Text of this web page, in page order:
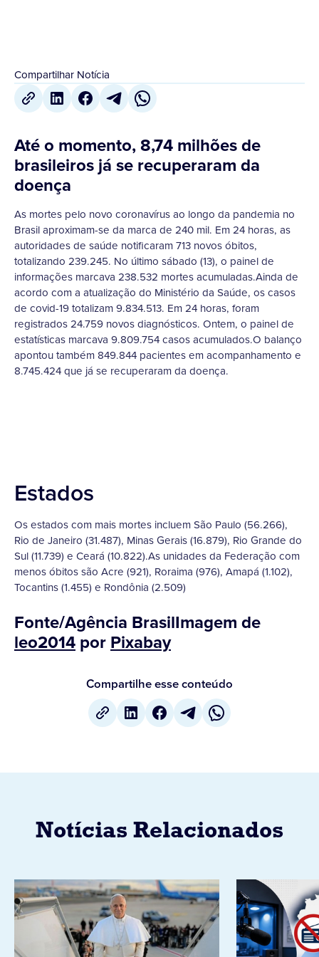
Compartilhar Notícia
Até o momento, 8,74 milhões de
brasileiros já se recuperaram da
doença
As mortes pelo novo coronavírus ao longo da pandemia no
Brasil aproximam-se da marca de 240 mil. Em 24 horas, as
autoridades de saúde notificaram 713 novos óbitos,
totalizando 239.245. No último sábado (13), o painel de
informações marcava 238.532 mortes acumuladas.Ainda de
acordo com a atualização do Ministério da Saúde, os casos
de covid-19 totalizam 9.834.513. Em 24 horas, foram
registrados 24.759 novos diagnósticos. Ontem, o painel de
estatísticas marcava 9.809.754 casos acumulados.O balanço
apontou também 849.844 pacientes em acompanhamento e
8.745.424 que já se recuperaram da doença.
Estados
Os estados com mais mortes incluem São Paulo (56.266),
Rio de Janeiro (31.487), Minas Gerais (16.879), Rio Grande do
Sul (11.739) e Ceará (10.822).As unidades da Federação com
menos óbitos são Acre (921), Roraima (976), Amapá (1.102),
Tocantins (1.455) e Rondônia (2.509)
Fonte/Agência BrasilImagem de
leo2014 por Pixabay
Compartilhe esse conteúdo
Notícias Relacionados